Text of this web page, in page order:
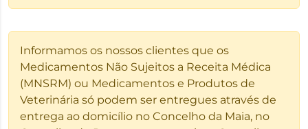
Informamos os nossos clientes que os
Medicamentos Não Sujeitos a Receita Médica
(MNSRM) ou Medicamentos e Produtos de
Veterinária só podem ser entregues através de
entrega ao domicílio no Concelho da Maia, no